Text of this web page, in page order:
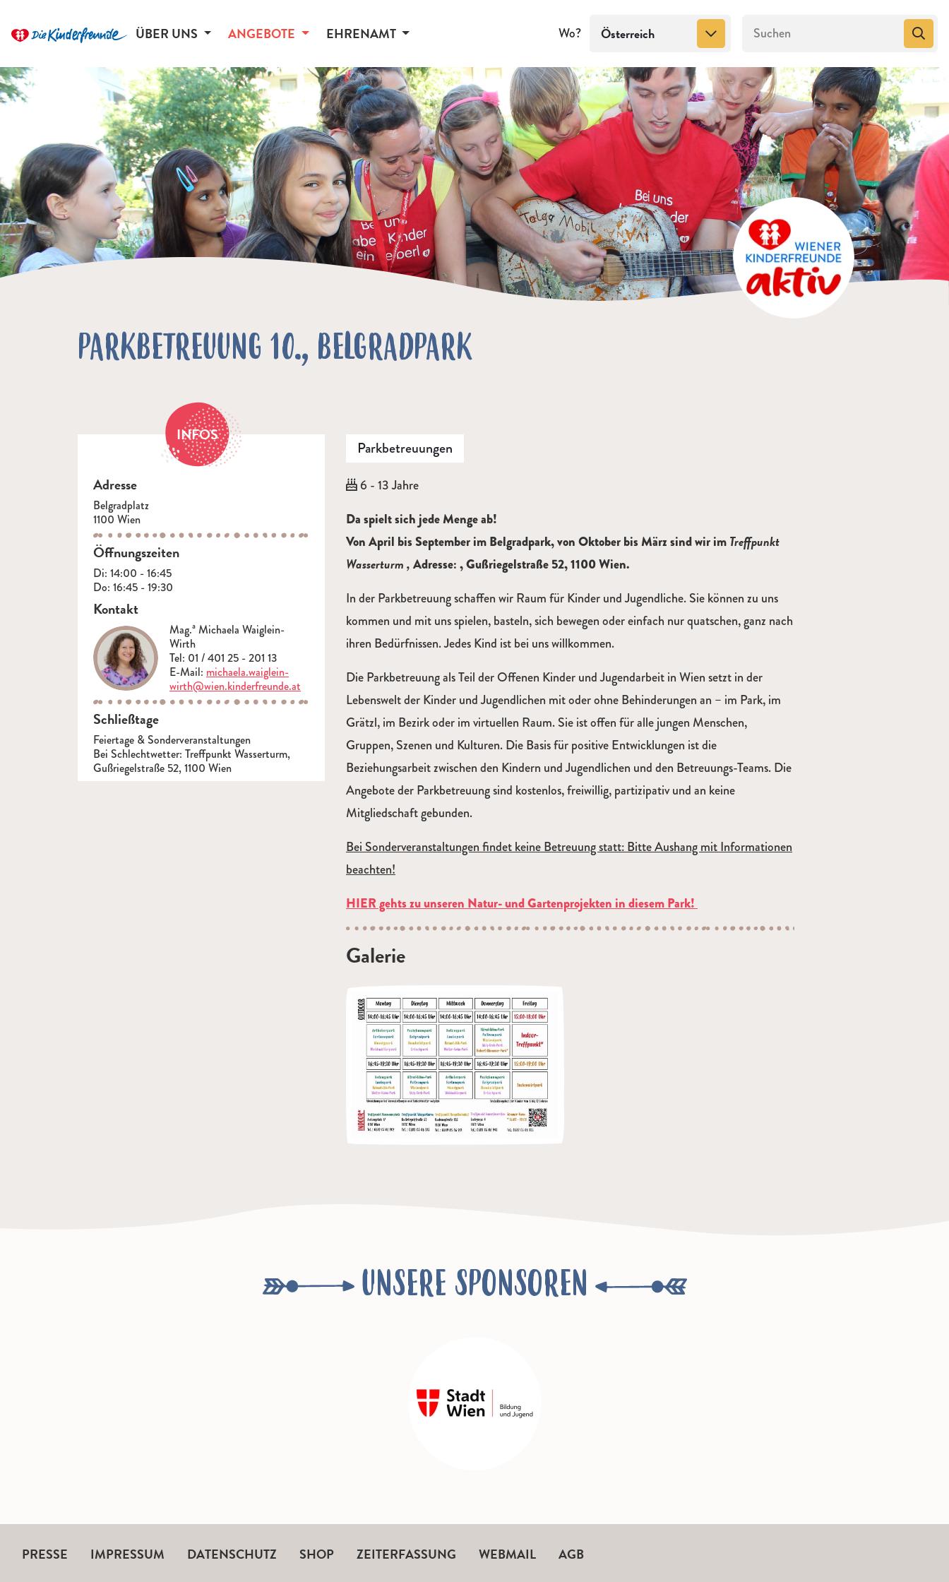
ÜBER UNS ANGEBOTE EHRENAMT Wo? Österreich
PARKBETREUUNG 10., BELGRADPARK
INFOS
Adresse
Belgradplatz
1100 Wien
Öffnungszeiten
Di: 14:00 - 16:45
Do: 16:45 - 19:30
Kontakt
Mag.ª Michaela Waiglein-
Wirth
Tel: 01 / 401 25 - 201 13
E-Mail: michaela.waiglein-
wirth@wien.kinderfreunde.at
Schließtage
Feiertage & Sonderveranstaltungen
Bei Schlechtwetter: Treffpunkt Wasserturm,
Gußriegelstraße 52, 1100 Wien
Parkbetreuungen
Alter:
6 - 13 Jahre
Beschreibung
Da spielt sich jede Menge ab!
Von April bis September im Belgradpark, von Oktober bis März sind wir imTreffpunkt
Wasserturm,Adresse: , Gußriegelstraße 52, 1100 Wien.
In der Parkbetreuung schaffen wir Raum für Kinder und Jugendliche. Sie können zu uns
kommen und mit uns spielen, basteln, sich bewegen oder einfach nur quatschen, ganz nach
ihren Bedürfnissen. Jedes Kind ist bei uns willkommen.
Die Parkbetreuung als Teil der Offenen Kinder­ und Jugendarbeit in Wien setzt in der
Lebenswelt der Kinder und Jugendlichen mit oder ohne Behinderungen an – im Park, im
Grätzl, im Bezirk oder im virtuellen Raum. Sie ist offen für alle jungen Menschen,
Gruppen, Szenen und Kulturen. Die Basis für positive Entwicklungen ist die
Beziehungsarbeit zwischen den Kindern und Jugendlichen und den Betreuungs-Teams. Die
Angebote der Parkbetreuung sind kostenlos, freiwillig, partizipativ und an keine
Mitgliedschaft gebunden.
Bei Sonderveranstaltungen findet keine Betreuung statt: Bitte Aushang mit Informationen
beachten!
HIER gehts zu unseren Natur- und Gartenprojekten in diesem Park!
Galerie
UNSERE SPONSOREN
PRESSE IMPRESSUM DATENSCHUTZ SHOP ZEITERFASSUNG WEBMAIL AGB